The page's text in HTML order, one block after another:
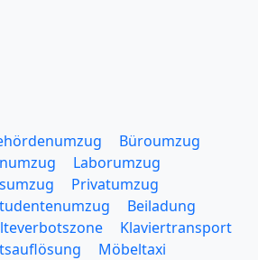
Büroumzug
Laborumzug
Privatumzug
Beiladung
Klaviertransport
Möbeltaxi